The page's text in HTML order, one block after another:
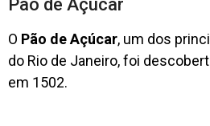
Pão de Açúcar
O Pão de Açúcar, um dos
do Rio de Janeiro, foi
em 1502.